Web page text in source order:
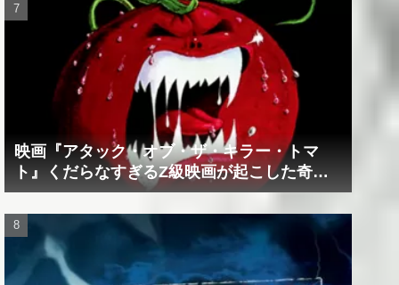
映画『アタック・オブ・ザ・キラー・トマ
ト』くだらなすぎるZ級映画が起こした奇跡
の数々！？